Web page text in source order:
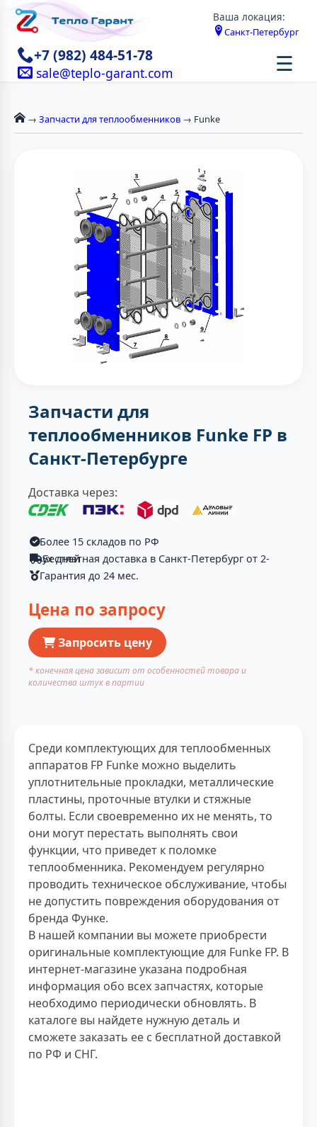
Ваша локация:
Санкт-Петербург
+7 (982) 484-51-78
sale@teplo-garant.com ☰
→ Запчасти для теплообменников → Funke
Запчасти для
теплообменников Funke FP в
Санкт-Петербурге
Доставка через:
Более 15 складов по РФ
Бесплатная доставка в Санкт-Петербург от 2-ух дней
Гарантия до 24 мес.
Цена по запросу
Запросить цену
* конечная цена зависит от особенностей товара и
количества штук в партии
Среди комплектующих для теплообменных
аппаратов FP Funke можно выделить
уплотнительные прокладки, металлические
пластины, проточные втулки и стяжные
болты. Если своевременно их не менять, то
они могут перестать выполнять свои
функции, что приведет к поломке
теплообменника. Рекомендуем регулярно
проводить техническое обслуживание, чтобы
не допустить повреждения оборудования от
бренда Функе.
В нашей компании вы можете приобрести
оригинальные комплектующие для Funke FP. В
интернет-магазине указана подробная
информация обо всех запчастях, которые
необходимо периодически обновлять. В
каталоге вы найдете нужную деталь и
сможете заказать ее с бесплатной доставкой
по РФ и СНГ.